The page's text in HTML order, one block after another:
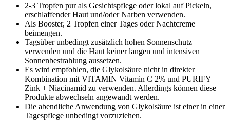
2-3 Tropfen pur als Gesichtspflege oder lokal auf Pickeln,
erschlaffender Haut und/oder Narben verwenden.
Als Booster, 2 Tropfen einer Tages oder Nachtcreme
beimengen.
Tagsüber unbedingt zusätzlich hohen Sonnenschutz
verwenden und die Haut keiner langen und intensiven
Sonnenbestrahlung aussetzen.
Es wird empfohlen, die Glykolsäure nicht in direkter
Kombination mit VITAMIN Vitamin C 2% und PURIFY
Zink + Niacinamid zu verwenden. Allerdings können diese
Produkte abwechseln angewandt werden.
Die abendliche Anwendung von Glykolsäure ist einer in einer
Tagespflege unbedingt vorzuziehen.